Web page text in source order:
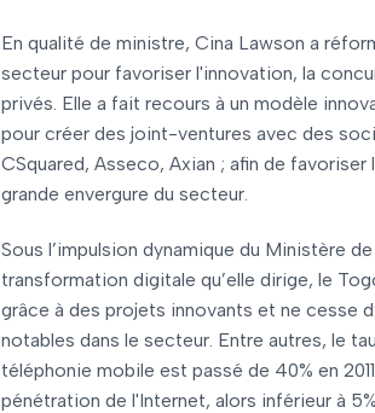
En qualité de ministre, Cina Lawson a
secteur pour favoriser l'innovation, la
privés. Elle a fait recours à un modèle
pour créer des joint-ventures avec des
CSquared, Asseco, Axian ; afin de
grande envergure du secteur.
Sous l’impulsion dynamique du Ministère
transformation digitale qu’elle dirige, le
grâce à des projets innovants et ne cesse
notables dans le secteur. Entre autres, le
téléphonie mobile est passé de 40% en
pénétration de l'Internet, alors inférieur à